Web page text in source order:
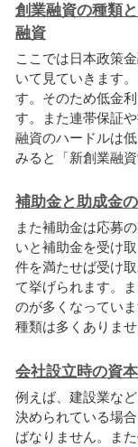
創業融資の種類
融資
ここでは日本政策
いて見ていきます
す。そのため低金
す。また連帯保証
融資のハードルは
みると「新創業融
補助金と助成金
また補助金は応募
いと補助金を受け
件を満たせば受け
て挙げられます。
のが多くなってい
種類は多くありま
会社設立時の資
例えば、建設業など
決められている場
ばなりません。ま